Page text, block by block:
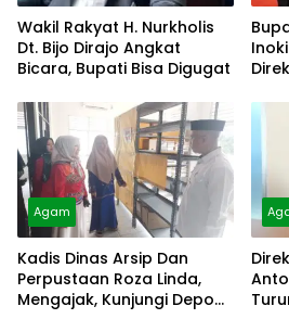
Wakil Rakyat H. Nurkholis
Dt. Bijo Dirajo Angkat
Bicara, Bupati Bisa Digugat
Agam
Kadis Dinas Arsip Dan
Perpustaan Roza Linda,
Mengajak, Kunjungi Depo